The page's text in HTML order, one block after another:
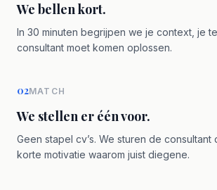
We bellen kort.
In 30 minuten begrijpen we je context, je
consultant moet komen oplossen.
02MATCH
We stellen er één voor.
Geen stapel cv’s. We sturen de consultant
korte motivatie waarom juist diegene.